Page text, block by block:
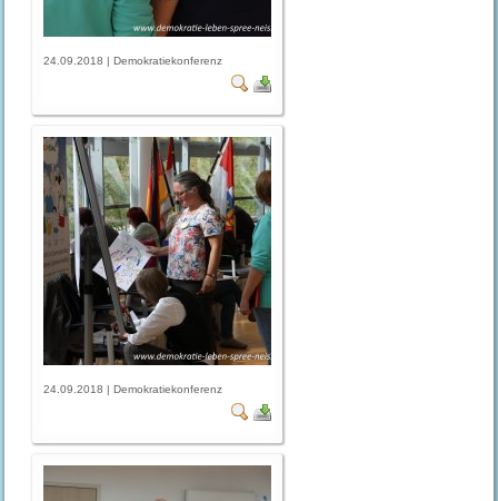
24.09.2018 | Demokratiekonferenz
24.09.2018 | Demokratiekonferenz